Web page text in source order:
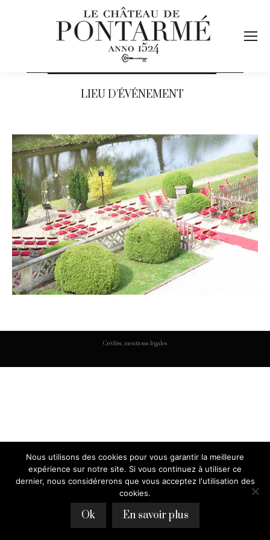
LIEU D’ÉVÉNEMENT
Crédits, mentions légales
Nous utilisons des cookies pour vous garantir la meilleure
expérience sur notre site. Si vous continuez à utiliser ce
dernier, nous considérerons que vous acceptez l'utilisation des
cookies.
Ok En savoir plus